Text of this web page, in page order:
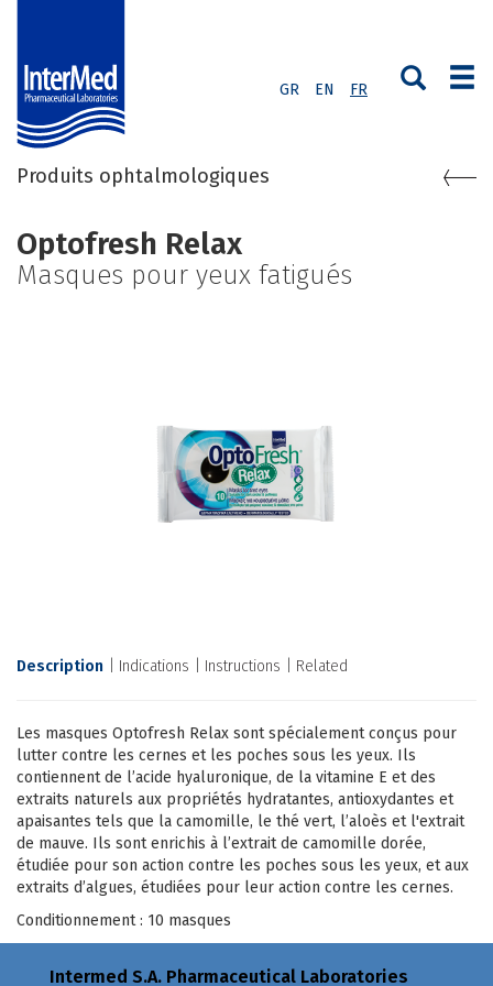
GR EN FR
Produits ophtalmologiques
Οptofresh Relax
Masques pour yeux fatigués
Description Indications Instructions Related
Les masques Optofresh Relax sont spécialement conçus pour
lutter contre les cernes et les poches sous les yeux. Ils
contiennent de l’acide hyaluronique, de la vitamine E et des
extraits naturels aux propriétés hydratantes, antioxydantes et
apaisantes tels que la camomille, le thé vert, l’aloès et l'extrait
de mauve. Ils sont enrichis à l’extrait de camomille dorée,
étudiée pour son action contre les poches sous les yeux, et aux
extraits d’algues, étudiées pour leur action contre les cernes.
Conditionnement : 10 masques
Intermed S.A. Pharmaceutical Laboratories